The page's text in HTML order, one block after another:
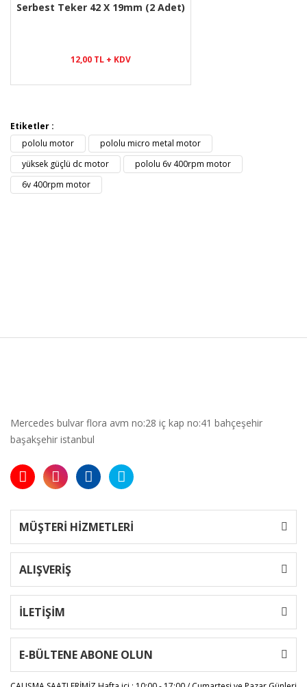
Serbest Teker 42 X 19mm (2 Adet)
12,00 TL + KDV
Etiketler :
pololu motor
pololu micro metal motor
yüksek güçlü dc motor
pololu 6v 400rpm motor
6v 400rpm motor
Mercedes bulvar flora avm no:28 iç kap no:41 bahçeşehir
başakşehir istanbul
MÜŞTERİ HİZMETLERİ
ALIŞVERİŞ
İLETİŞİM
E-BÜLTENE ABONE OLUN